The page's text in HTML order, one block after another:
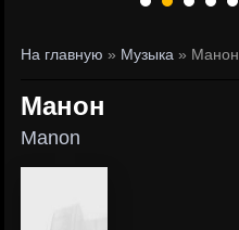
На главную » Музыка » Манон
Манон
Manon